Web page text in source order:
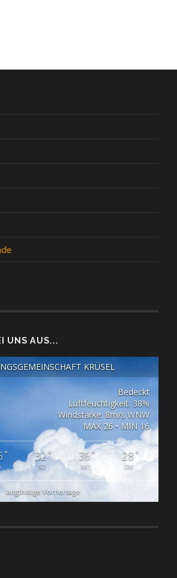
UNS AUS...
KRÜSEL
Bedeckt
Luftfeuchtigkeit: 38%
Windstärke: 8m/s WNW
MAX 26 • MIN 16
° 32°
SO
36°
MO
28°
DIE
langfristige Vorhersage